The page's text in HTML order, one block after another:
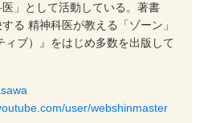
」として活動している。著書
る 精神科医が教える「ゾーン」
ィブ）』をはじめ多数を出版して
user/webshinmaster